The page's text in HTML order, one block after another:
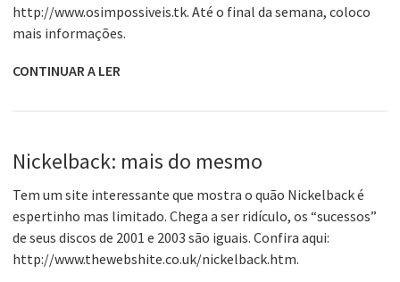
http://www.osimpossiveis.tk. Até o final da semana, coloco
mais informações.
CONTINUAR A LER
Nickelback: mais do mesmo
Tem um site interessante que mostra o quão Nickelback é
espertinho mas limitado. Chega a ser ridículo, os “sucessos”
de seus discos de 2001 e 2003 são iguais. Confira aqui:
http://www.thewebshite.co.uk/nickelback.htm.